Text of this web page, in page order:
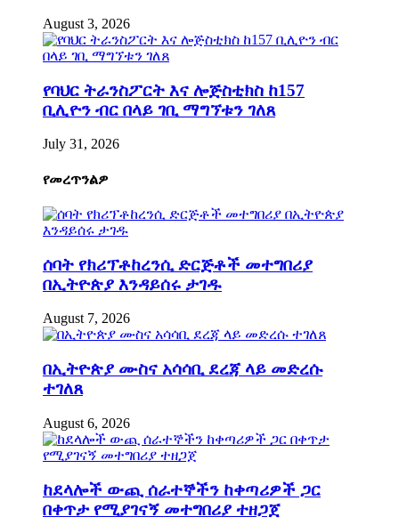
August 3, 2026
የባህር ትራንስፖርት እና ሎጅስቲክስ ከ157
ቢሊዮን ብር በላይ ገቢ ማግኘቱን ገለጸ
July 31, 2026
የመረጥንልዎ
ሰባት የክሪፕቶከረንሲ ድርጅቶች መተግበሪያ
በኢትዮጵያ እንዳይሰሩ ታገዱ
August 7, 2026
በኢትዮጵያ ሙስና አሳሳቢ ደረጃ ላይ መድረሱ
ተገለጸ
August 6, 2026
ከደላሎች ውጪ ሰራተኞችን ከቀጣሪዎች ጋር
በቀጥታ የሚያገናኝ መተግበሪያ ተዘጋጀ